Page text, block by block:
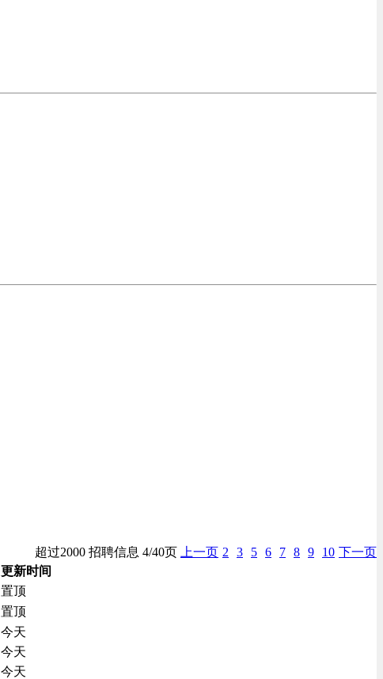
超过2000 招聘信息 4/40页 上一页 2 3 5 6 7 8 9 10 下一页
更新时间
置顶
置顶
今天
今天
今天